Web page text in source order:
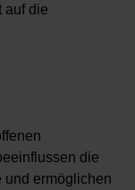
auf die
die
ermöglichen